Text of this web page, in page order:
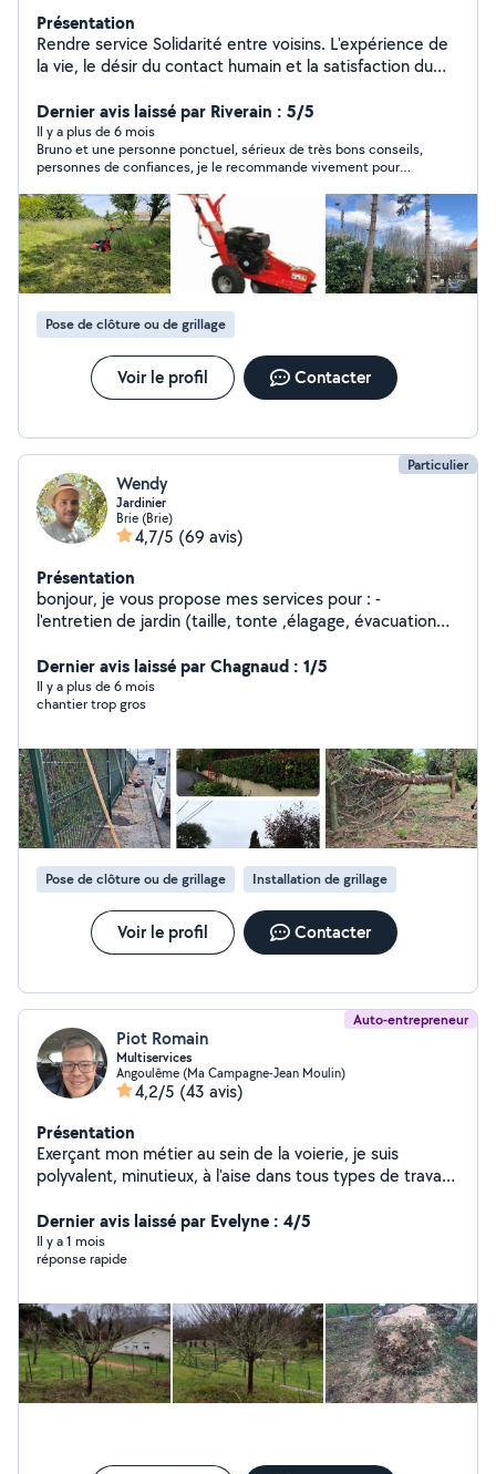
Présentation
Rendre service Solidarité entre voisins. L'expérience de
la vie, le désir du contact humain et la satisfaction du
dire gratuité.....
Dernier avis laissé par Riverain : 5/5
Il y a plus de 6 mois
Bruno et une personne ponctuel, sérieux de très bons conseils,
personnes de confiances, je le recommande vivement pour
ne serez pas déçu. Jonathan
Pose de clôture ou de grillage
Voir le profil Contacter
Particulier
Wendy
Jardinier
Brie (Brie)
4,7/5 (69 avis)
Présentation
bonjour, je vous propose mes services pour : -
l'entretien de jardin (taille, tonte ,élagage, évacuation
demoussage de toiture -petit bricolage -petite peinture
n'hésitez pas à me contacter
Dernier avis laissé par Chagnaud : 1/5
Il y a plus de 6 mois
chantier trop gros
Pose de clôture ou de grillage Installation de grillage
Voir le profil Contacter
Auto-entrepreneur
Piot Romain
Multiservices
Angoulême (Ma Campagne-Jean Moulin)
4,2/5 (43 avis)
Présentation
Exerçant mon métier au sein de la voierie, je suis
polyvalent, minutieux, à l'aise dans tous types de travaux
entretien, taille, tonte, élagage, créations de massifs,
de potagers et de poulailler... Création de clôture à
panneau rigide... Nettoyage Karcher divers. Tout type
peinture, montage meubles, ponçage, rénovation, pose
de cuisine, faïence... N'hésitez pas à me contacter pour
toute question. Devis gratuit sur demande.
Dernier avis laissé par Evelyne : 4/5
Il y a 1 mois
réponse rapide